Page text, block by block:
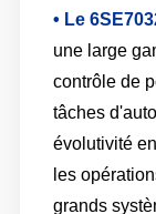
• Le
une large
contrôle de
tâches
évolutivité
les
grands